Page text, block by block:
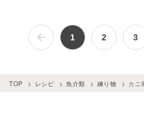
1 2 3
TOP レシピ 魚介類 練り物 カニ